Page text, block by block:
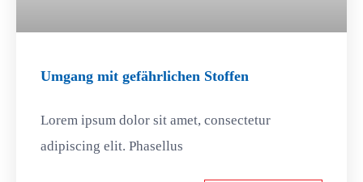
Umgang mit gefährlichen Stoffen
Lorem ipsum dolor sit amet, consectetur
adipiscing elit. Phasellus